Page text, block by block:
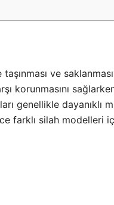
ve
korunmasını
genellikle dayanıklı
farklı silah modelleri